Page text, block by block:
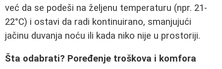
već da se podeši na željenu temperaturu (npr. 21-
22°C) i ostavi da radi kontinuirano, smanjujući
jačinu duvanja noću ili kada niko nije u prostoriji.
Šta odabrati? Poređenje troškova i komfora